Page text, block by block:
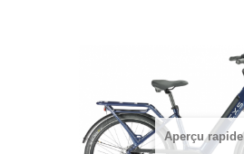
Aperçu rapide